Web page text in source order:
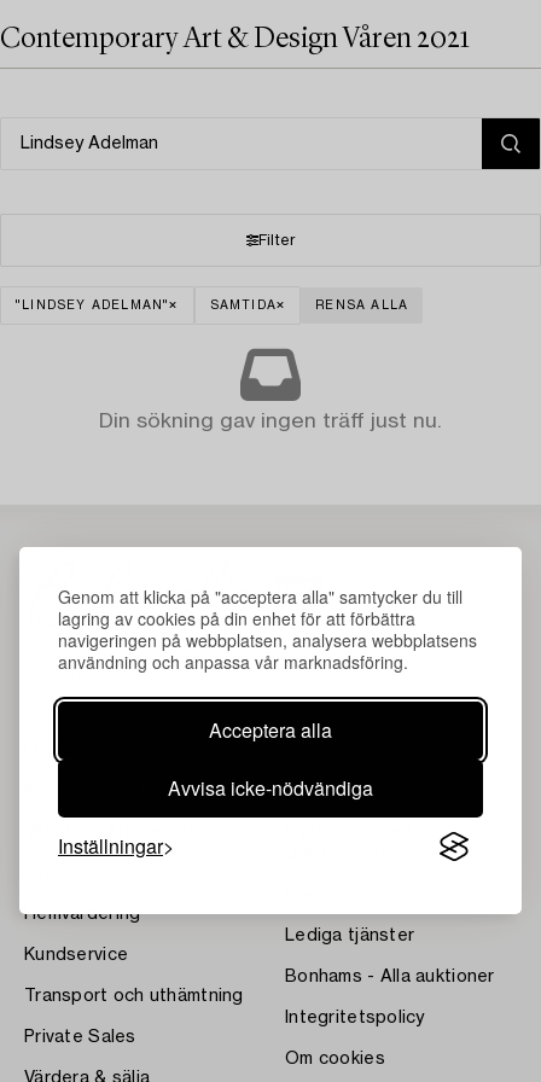
Genom att klicka på "acceptera alla" samtycker du till
lagring av cookies på din enhet för att förbättra
navigeringen på webbplatsen, analysera webbplatsens
användning och anpassa vår marknadsföring.
Acceptera alla
Avvisa icke-nödvändiga
Inställningar
Contemporary Art & Design Våren 2021
Filter
"LINDSEY ADELMAN" SAMTIDA RENSA ALLA
Din sökning gav ingen träff just nu.
Kontakta våra specialister
Hemvärdering
Kundservice
Transport och uthämtning
Private Sales
Värdera & sälja
Bukipedia
Lediga tjänster
Bonhams - Alla auktioner
Integritetspolicy
Om cookies